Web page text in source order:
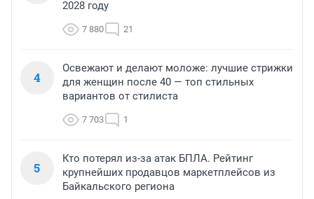
2028 году
7 880 21
4
Освежают и делают моложе: лучшие стрижки
для женщин после 40 — топ стильных
вариантов от стилиста
7 703 1
5
Кто потерял из-за атак БПЛА. Рейтинг
крупнейших продавцов маркетплейсов из
Байкальского региона